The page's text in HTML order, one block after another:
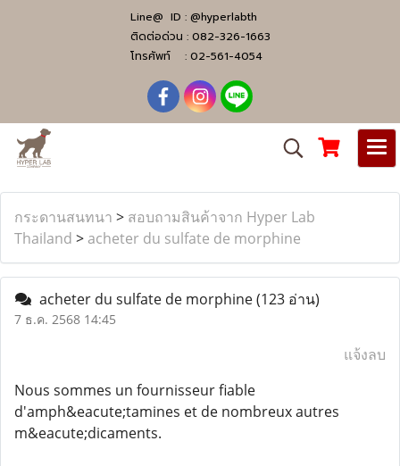
Line@ ID : @hyperlabth
ติดต่อด่วน : 082-326-1663
โทรศัพท์ : 02-561-4054
กระดานสนทนา > สอบถามสินค้าจาก Hyper Lab
Thailand > acheter du sulfate de morphine
acheter du sulfate de morphine(123 อ่าน)
7 ธ.ค. 2568 14:45
แจ้งลบ
Nous sommes un fournisseur fiable
d'amph&eacute;tamines et de nombreux autres
m&eacute;dicaments.